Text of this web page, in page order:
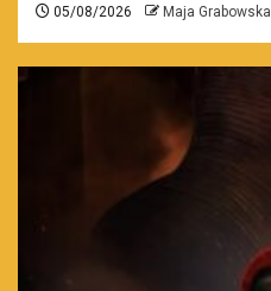
05/08/2026 Maja Grabowska